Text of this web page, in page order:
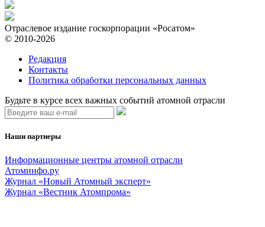
Отраслевое издание госкорпорации «Росатом»
© 2010-2026
Редакция
Контакты
Политика обработки персональных данных
Будьте в курсе всех важных событий атомной отрасли
Наши партнеры
Информационные центры атомной отрасли
Атоминфо.ру
Журнал «Новый Атомный эксперт»
Журнал «Вестник Атомпрома»